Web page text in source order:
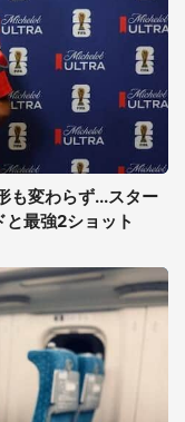
も変わらず...スター
最強2ショット